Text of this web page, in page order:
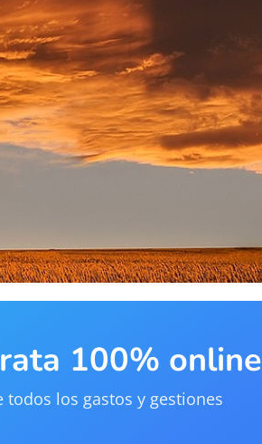
100% online
los gastos y gestiones